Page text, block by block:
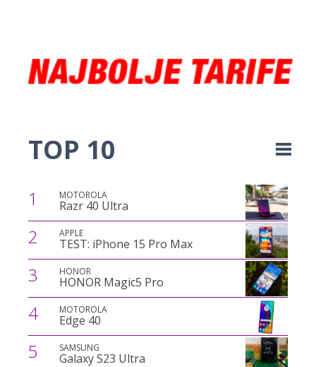
TOP 10
1 MOTOROLA
Razr 40 Ultra
2 APPLE
TEST: iPhone 15 Pro Max
3 HONOR
HONOR Magic5 Pro
4 MOTOROLA
Edge 40
5 SAMSUNG
Galaxy S23 Ultra